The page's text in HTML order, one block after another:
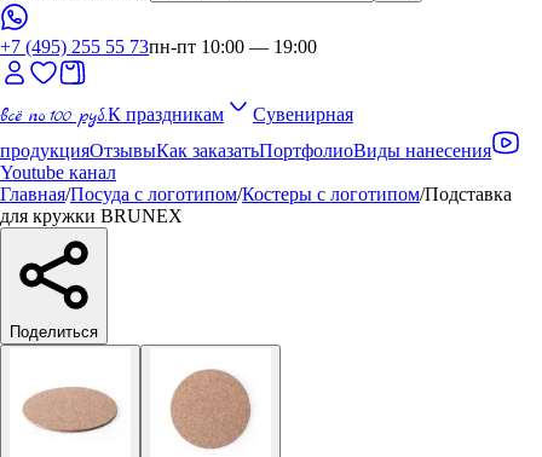
+7 (495) 255 55 73пн-пт 10:00 — 19:00
всё по 100 руб.К праздникам
Сувенирная
продукцияОтзывыКак заказатьПортфолиоВиды нанесения
Youtube канал
Главная/Посуда с логотипом/Костеры с логотипом/Подставка
для кружки BRUNEX
Поделиться